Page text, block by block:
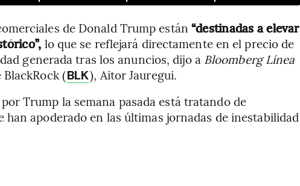
de Donald Trump están “destinadas a elevar
lo que se reflejará directamente en el precio de
generada tras los anuncios, dijo a Bloomberg Línea
(BLK), Aitor Jauregui.
Trump la semana pasada está tratando de
han apoderado en las últimas jornadas de inestabilidad